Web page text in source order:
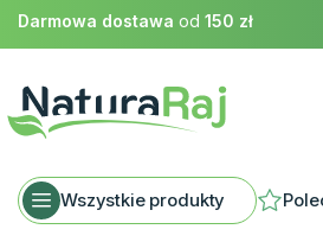
Darmowa dostawa od 150 zł
Wszystkie produkty